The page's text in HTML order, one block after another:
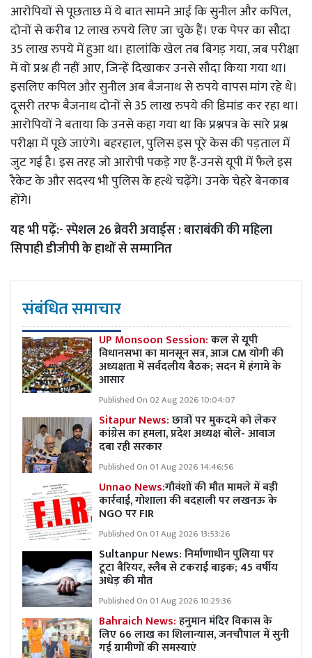
आरोपियों से पूछताछ में ये बात सामने आई कि सुनील और कपिल,
दोनों से करीब 12 लाख रुपये लिए जा चुके हैं। एक पेपर का सौदा
35 लाख रुपये में हुआ था। हालांकि खेल तब बिगड़ गया, जब परीक्षा
में वो प्रश्न ही नहीं आए, जिन्हें दिखाकर उनसे सौदा किया गया था।
इसलिए कपिल और सुनील अब बैजनाथ से रुपये वापस मांग रहे थे।
दूसरी तरफ बैजनाथ दोनों से 35 लाख रुपये की डिमांड कर रहा था।
आरोपियों ने बताया कि उनसे कहा गया था कि प्रश्नपत्र के सारे प्रश्न
परीक्षा में पूछे जाएंगे। बहरहाल, पुलिस इस पूरे केस की पड़ताल में
जुट गई है। इस तरह जो आरोपी पकड़े गए हैं-उनसे यूपी में फैले इस
रैकेट के और सदस्य भी पुलिस के हत्थे चढ़ेंगे। उनके चेहरे बेनकाब
होंगे।
यह भी पढ़ें:-स्पेशल 26 ब्रेवरी अवार्ड्स : बाराबंकी की महिला
सिपाही डीजीपी के हाथों से सम्मानित
संबंधित समाचार
UP Monsoon Session:कल से यूपी
विधानसभा का मानसून सत्र, आज CM योगी की
अध्यक्षता में सर्वदलीय बैठक; सदन में हंगामे के
आसार
Published On 02 Aug 2026 10:04:07
Sitapur News:छात्रों पर मुकदमे को लेकर
कांग्रेस का हमला, प्रदेश अध्यक्ष बोले- आवाज
दबा रही सरकार
Published On 01 Aug 2026 14:46:56
Unnao News:गौवंशों की मौत मामले में बड़ी
कार्रवाई, गोशाला की बदहाली पर लखनऊ के
NGO पर FIR
Published On 01 Aug 2026 13:53:26
Sultanpur News: निर्माणाधीन पुलिया पर
टूटा बैरियर, स्लैब से टकराई बाइक; 45 वर्षीय
अधेड़ की मौत
Published On 01 Aug 2026 10:29:36
Bahraich News:हनुमान मंदिर विकास के
लिए 66 लाख का शिलान्यास, जनचौपाल में सुनी
गई ग्रामीणों की समस्याएं